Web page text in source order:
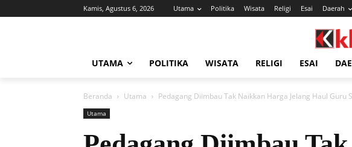
Kamis, Agustus 6, 2026 Utama Politika Wisata Religi Esai Daerah
UTAMA POLITIKA WISATA RELIGI ESAI
Beranda Utama Pedagang Diimbau Tak Naikkan Harga Jelang Haul Guru
Utama